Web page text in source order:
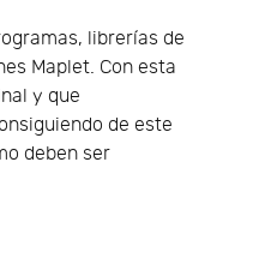
librerías de
Maplet. Con esta
y que
de este
deben ser